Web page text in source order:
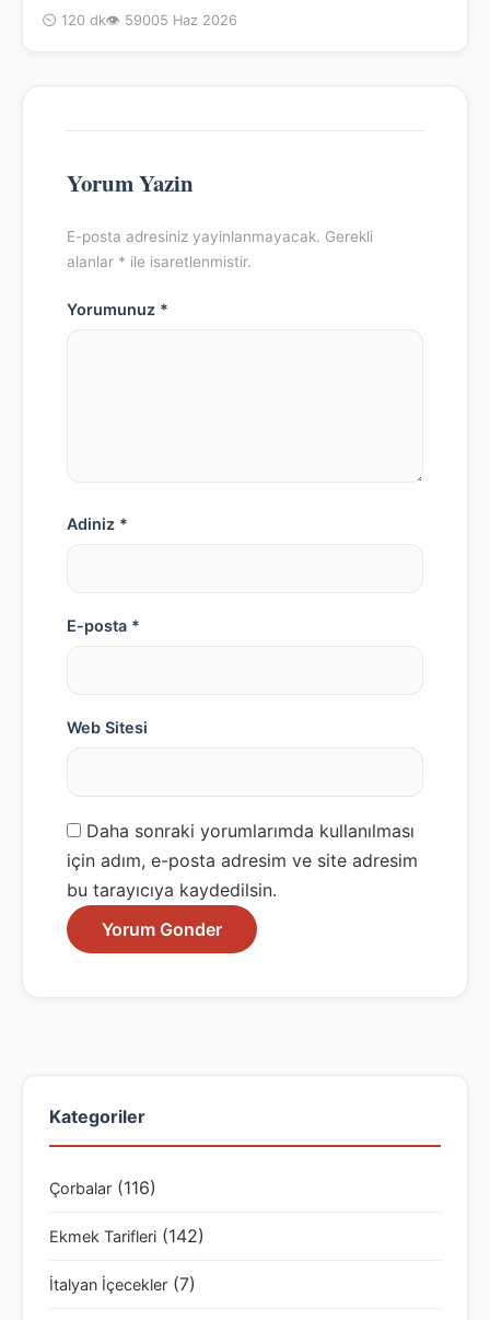
⏲ 120 dk👁 59005 Haz 2026
Yorum Yazin
E-posta adresiniz yayinlanmayacak. Gerekli
alanlar * ile isaretlenmistir.
Yorumunuz *
Adiniz *
E-posta *
Web Sitesi
Daha sonraki yorumlarımda kullanılması
için adım, e-posta adresim ve site adresim
bu tarayıcıya kaydedilsin.
Kategoriler
Çorbalar (116)
Ekmek Tarifleri (142)
İtalyan İçecekler (7)